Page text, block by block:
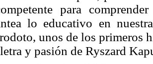
para
lo educativo en
unos de los primeros
y pasión de Ryszard